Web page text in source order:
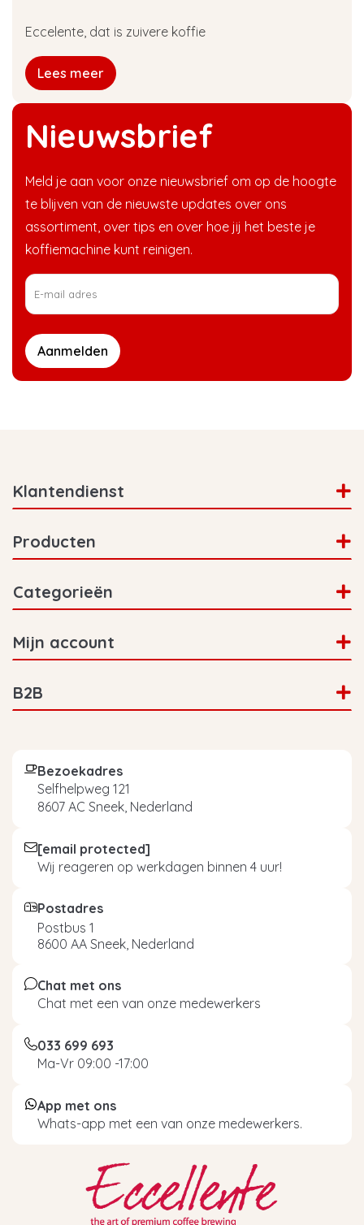
Nieuwsbrief
Meld je aan voor onze nieuwsbrief om op de hoogte
te blijven van de nieuwste updates over ons
assortiment, over tips en over hoe jij het beste je
koffiemachine kunt reinigen.
Aanmelden
Eccelente, dat is zuivere koffie
Lees meer
Klantendienst
Producten
Categorieën
Mijn account
B2B
Bezoekadres
Selfhelpweg 121
8607 AC Sneek, Nederland
[email protected]
Wij reageren op werkdagen binnen 4 uur!
Postadres
Postbus 1
8600 AA Sneek, Nederland
Chat met ons
Chat met een van onze medewerkers
033 699 693
Ma-Vr 09:00 -17:00
App met ons
Whats-app met een van onze medewerkers.